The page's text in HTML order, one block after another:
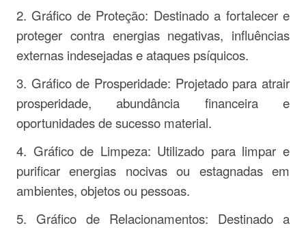
2. Gráfico de Proteção: Destinado a fortalecer e
proteger contra energias negativas, influências
externas indesejadas e ataques psíquicos.
3. Gráfico de Prosperidade: Projetado para atrair
prosperidade, abundância financeira e
oportunidades de sucesso material.
4. Gráfico de Limpeza: Utilizado para limpar e
purificar energias nocivas ou estagnadas em
ambientes, objetos ou pessoas.
5. Gráfico de Relacionamentos: Destinado a